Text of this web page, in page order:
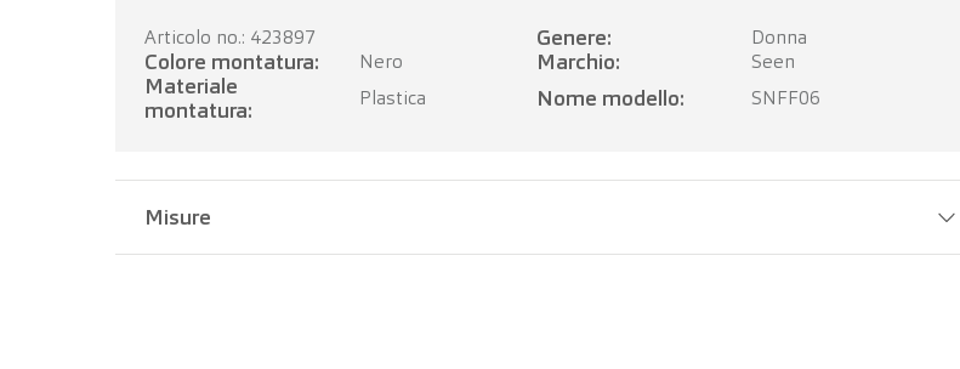
Articolo no.: 423897 Genere: Donna
Colore montatura: Nero Marchio: Seen
Materiale
montatura:
Plastica Nome modello: SNFF06
Misure